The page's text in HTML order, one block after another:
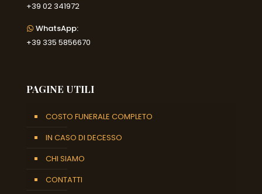
+39 02 341972
WhatsApp:
+39 335 5856670
PAGINE UTILI
COSTO FUNERALE COMPLETO
IN CASO DI DECESSO
CHI SIAMO
CONTATTI